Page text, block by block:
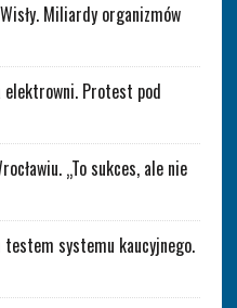
Miliardy organizmów
elektrowni. Protest pod
„To sukces, ale nie
systemu kaucyjnego.